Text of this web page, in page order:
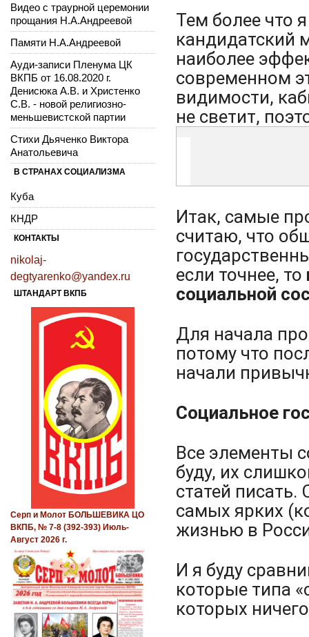
Тем более что
кандидатский
наиболее
современном
видимости,
не светит,
Итак, самые
считаю, что
если точнее, то
социальной
Для начала
потому что
начали
Социальное
Все элементы
буду, их
статей
самых ярких
жизнью в
И я буду
которые типа
которых
Видео с траурной церемонии
прощания Н.А.Андреевой
Памяти Н.А.Андреевой
Ауди-записи Пленума ЦК
ВКПБ от 16.08.2020 г.
Денисюка А.В. и Христенко
С.В. - новой религиозно-
меньшевистской партии
Стихи Дьяченко Виктора
Анатольевича
В СТРАНАХ СОЦИАЛИЗМА
Куба
КНДР
КОНТАКТЫ
nikolaj-
degtyarenko@yandex.ru
ШТАНДАРТ ВКПБ
Серп и Молот БОЛЬШЕВИКА ЦО
ВКПБ, № 7-8 (392-393) Июль-
Август 2026 г.